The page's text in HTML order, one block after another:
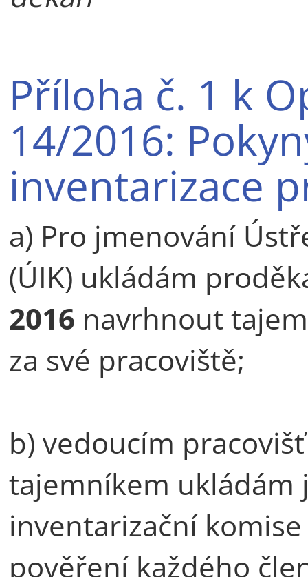
Příloha č. 1 k
14/2016:
inventarizace
a) Pro jmenování
(ÚIK) ukládám
2016 navrhnout
za své pracoviště;
b) vedoucím
tajemníkem ukládám
inventarizační
pověření každého